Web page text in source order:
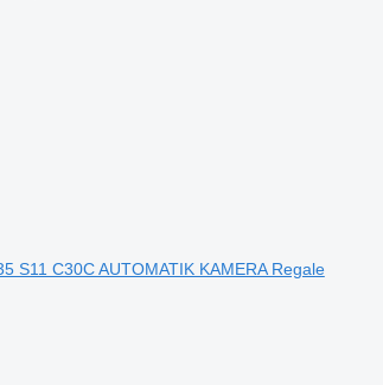
S11 C30C AUTOMATIK KAMERA Regale